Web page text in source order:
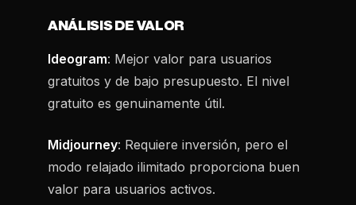
ANÁLISIS DE VALOR
Ideogram: Mejor valor para usuarios
gratuitos y de bajo presupuesto. El nivel
gratuito es genuinamente útil.
Midjourney: Requiere inversión, pero el
modo relajado ilimitado proporciona buen
valor para usuarios activos.